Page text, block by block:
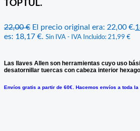
TOPTUL.
22,00€ El precio original era: 22,00 €.
es: 18,17 €. Sin IVA - IVA Incluido: 21,99 €
Las llaves Allen son herramientas cuyo uso
desatornillar tuercas con cabeza interior
Envíos gratis a partir de 60€. Hacemos envíos a toda